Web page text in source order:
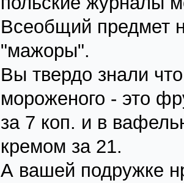
Всеобщий предмет
"мажоры".
Вы твердо знали
мороженого - это
за 7 коп. и в
кремом за 21.
А вашей подружке